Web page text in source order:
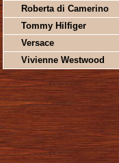
Roberta di Camerino
Tommy Hilfiger
Versace
Vivienne Westwood